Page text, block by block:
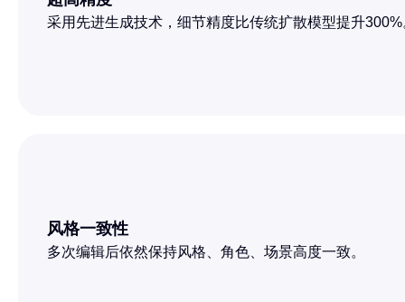
采用先进生成技术，细节精度比传统扩散模型提升300%
风格一致性
多次编辑后依然保持风格、角色、场景高度一致。